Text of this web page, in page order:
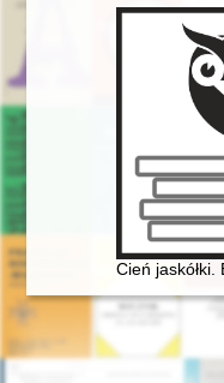
Cień